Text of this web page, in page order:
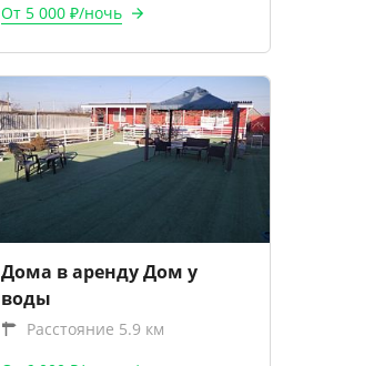
От 5 000 ₽/ночь
Дома в аренду Дом у
воды
Расстояние 5.9 км